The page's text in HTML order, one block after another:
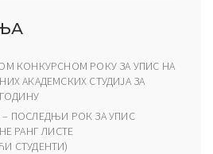
КОНКУРСНОМ РОКУ ЗА УПИС НА
АКАДЕМСКИХ СТУДИЈА ЗА
ПОСЛЕДЊИ РОК ЗА УПИС
РАНГ ЛИСТЕ
СТУДЕНТИ)